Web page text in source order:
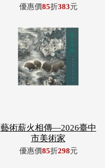
優惠價85折383元
藝術薪火相傳—2026臺中
市美術家
優惠價85折298元